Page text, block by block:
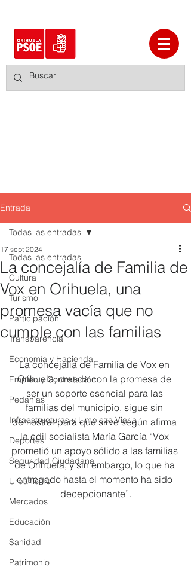
Entrada
Todas las entradas
Cultura
Turismo
Participación
Transparencia
Economía y Hacienda
Empleo y Contratación
Pedanías
Infraestructuras y Limpieza Viaria
Deportes
Seguridad Ciudadana
Urbanismo
Mercados
Educación
Sanidad
Patrimonio
Todas las entradas
La concejalía de Familia de
Vox en Orihuela, una
promesa vacía que no
cumple con las familias
17 sept 2024
La concejalía de Familia de Vox en
Orihuela, creada con la promesa de
ser un soporte esencial para las
familias del municipio, sigue sin
demostrar para qué sirve según afirma
la edil socialista María García “Vox
prometió un apoyo sólido a las familias
de Orihuela, y sin embargo, lo que ha
entregado hasta el momento ha sido
decepcionante”.